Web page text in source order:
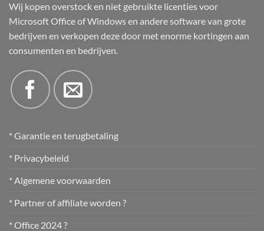
Wij kopen overstock en niet gebruikte licenties voor
Microsoft Office of Windows en andere software van grote
bedrijven en verkopen deze door met enorme kortingen aan
consumenten en bedrijven.
* Garantie en terugbetaling
* Privacybeleid
* Algemene voorwaarden
* Partner of affiliate worden ?
* Office 2024 ?